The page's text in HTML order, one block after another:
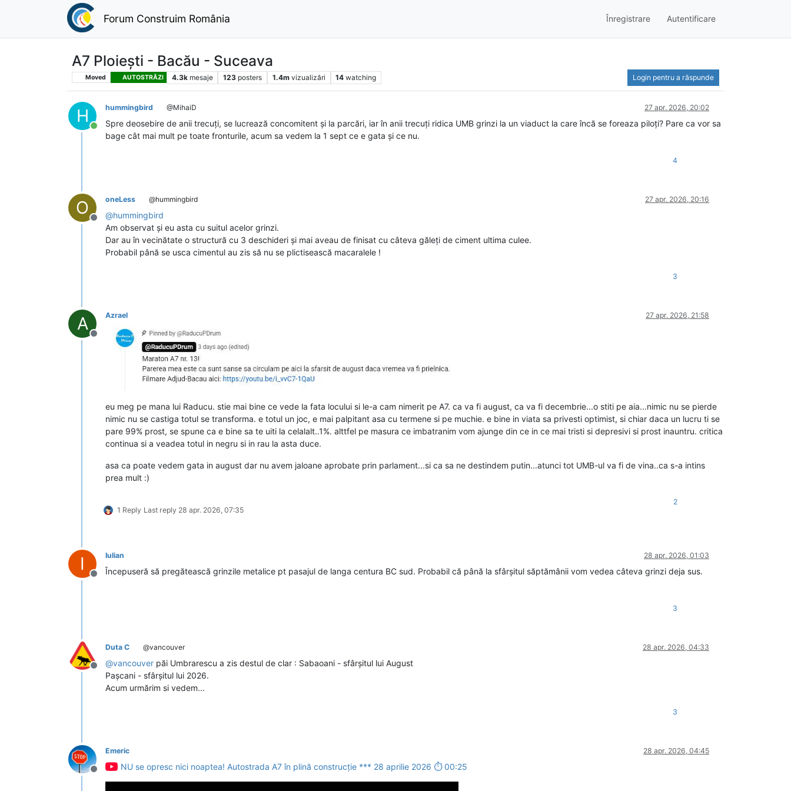
Forum Construim România Înregistrare Autentificare
A7 Ploiești - Bacău - Suceava
Moved AUTOSTRĂZI 4.3k mesaje 123 posters 1.4m vizualizări 14 watching Login pentru a răspunde
H
Conectat
hummingbird @MihaiD 27 apr. 2026, 20:02
Spre deosebire de anii trecuți, se lucrează concomitent și la parcări, iar în anii trecuți ridica UMB grinzi la un viaduct la care încă se foreaza piloți? Pare ca vor sa
bage cât mai mult pe toate fronturile, acum sa vedem la 1 sept ce e gata și ce nu.
4
O
Deconectat
oneLess @hummingbird 27 apr. 2026, 20:16
@hummingbird
Am observat și eu asta cu suitul acelor grinzi.
Dar au în vecinătate o structură cu 3 deschideri și mai aveau de finisat cu câteva găleți de ciment ultima culee.
Probabil până se usca cimentul au zis să nu se plictisească macaralele !
3
A
Deconectat
Azrael 27 apr. 2026, 21:58
eu meg pe mana lui Raducu. stie mai bine ce vede la fata locului si le-a cam nimerit pe A7. ca va fi august, ca va fi decembrie...o stiti pe aia...nimic nu se pierde
nimic nu se castiga totul se transforma. e totul un joc, e mai palpitant asa cu termene si pe muchie. e bine in viata sa privesti optimist, si chiar daca un lucru ti se
pare 99% prost, se spune ca e bine sa te uiti la celalalt..1%. alttfel pe masura ce imbatranim vom ajunge din ce in ce mai tristi si depresivi si prost inauntru. critica
continua si a veadea totul in negru si in rau la asta duce.
asa ca poate vedem gata in august dar nu avem jaloane aprobate prin parlament...si ca sa ne destindem putin...atunci tot UMB-ul va fi de vina..ca s-a intins
prea mult :)
1 Reply Last reply 28 apr. 2026, 07:35
2
I
Deconectat
Iulian 28 apr. 2026, 01:03
Începuseră să pregătească grinzile metalice pt pasajul de langa centura BC sud. Probabil că până la sfârșitul săptămânii vom vedea câteva grinzi deja sus.
3
Deconectat
Duta C @vancouver 28 apr. 2026, 04:33
@vancouver păi Umbrarescu a zis destul de clar : Sabaoani - sfârșitul lui August
Pașcani - sfârșitul lui 2026.
Acum urmărim si vedem...
3
Deconectat
Emeric 28 apr. 2026, 04:45
NU se opresc nici noaptea! Autostrada A7 în plină construcție *** 28 aprilie 2026 ⏱ 00:25